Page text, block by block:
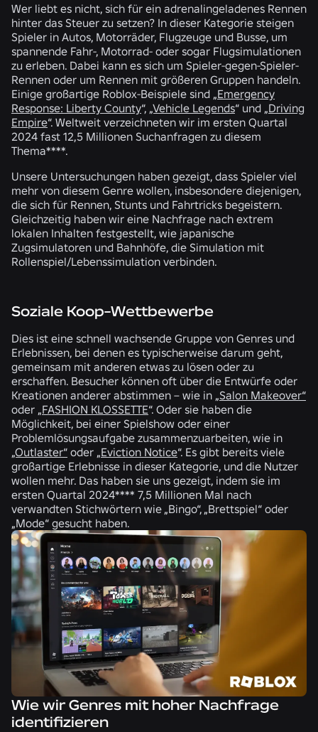
Wer liebt es nicht, sich für ein adrenalingeladenes Rennen
hinter das Steuer zu setzen? In dieser Kategorie steigen
Spieler in Autos, Motorräder, Flugzeuge und Busse, um
spannende Fahr-, Motorrad- oder sogar Flugsimulationen
zu erleben. Dabei kann es sich um Spieler-gegen-Spieler-
Rennen oder um Rennen mit größeren Gruppen handeln.
Einige großartige Roblox-Beispiele sind „Emergency
Response: Liberty County“, „Vehicle Legends“ und „Driving
Empire“. Weltweit verzeichneten wir im ersten Quartal
2024 fast 12,5 Millionen Suchanfragen zu diesem
Thema****.
Unsere Untersuchungen haben gezeigt, dass Spieler viel
mehr von diesem Genre wollen, insbesondere diejenigen,
die sich für Rennen, Stunts und Fahrtricks begeistern.
Gleichzeitig haben wir eine Nachfrage nach extrem
lokalen Inhalten festgestellt, wie japanische
Zugsimulatoren und Bahnhöfe, die Simulation mit
Rollenspiel/Lebenssimulation verbinden.
Soziale Koop-Wettbewerbe
Dies ist eine schnell wachsende Gruppe von Genres und
Erlebnissen, bei denen es typischerweise darum geht,
gemeinsam mit anderen etwas zu lösen oder zu
erschaffen. Besucher können oft über die Entwürfe oder
Kreationen anderer abstimmen – wie in „Salon Makeover“
oder „FASHION KLOSSETTE“. Oder sie haben die
Möglichkeit, bei einer Spielshow oder einer
Problemlösungsaufgabe zusammenzuarbeiten, wie in
„Outlaster“ oder „Eviction Notice“. Es gibt bereits viele
großartige Erlebnisse in dieser Kategorie, und die Nutzer
wollen mehr. Das haben sie uns gezeigt, indem sie im
ersten Quartal 2024**** 7,5 Millionen Mal nach
verwandten Stichwörtern wie „Bingo“, „Brettspiel“ oder
„Mode“ gesucht haben.
Wie wir Genres mit hoher Nachfrage
identifizieren